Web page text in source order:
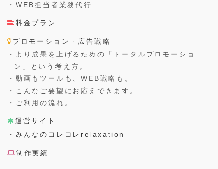
・WEB担当者業務代行
料金プラン
プロモーション・広告戦略
・より成果を上げるための「トータルプロモーショ
ン」という考え方。
・動画もツールも、WEB戦略も。
・こんなご要望にお応えできます。
・ご利用の流れ。
運営サイト
・みんなのコレコレrelaxation
制作実績